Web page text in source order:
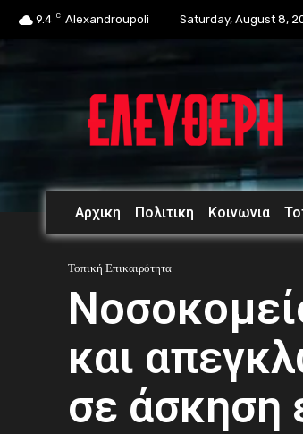
9.4 C Alexandroupoli Saturday, August 8,
Αρχικη Πολιτικη Κοινωνια
Τοπική Επικαιρότητα
και
σε άσκηση